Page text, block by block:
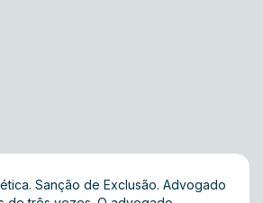
Sanção de Exclusão. Advogado